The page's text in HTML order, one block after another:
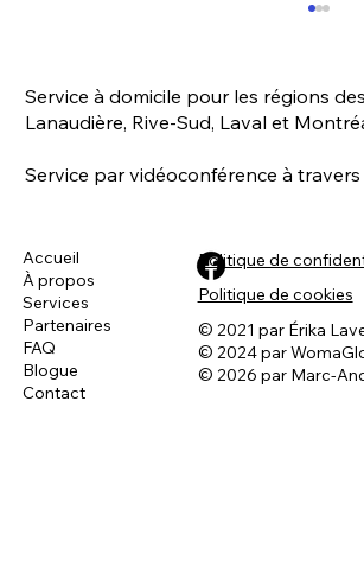
Connaissez-vous la vrai
dominance ? 🤔
Politique de
Politique de cookies
© 2021 par Érika
© 2024 par
© 2026 par Marc-
Service à domicile pour les régions
Lanaudière, Rive-Sud, Laval et
Service par vidéoconférence à
Accueil
À propos
Services
Partenaires
FAQ
Blogue
Contact